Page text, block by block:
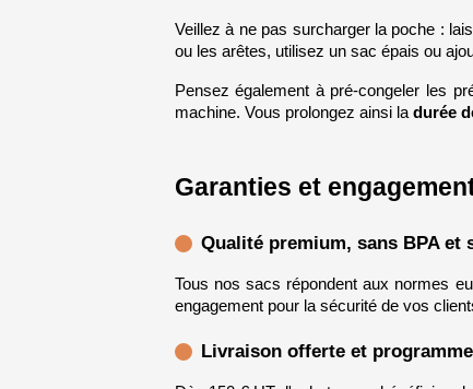
Veillez à ne pas surcharger la poche :
ou les arêtes, utilisez un sac épais ou
Pensez également à pré-congeler les
machine. Vous prolongez ainsi la durée
Garanties et
Qualité premium, sans BPA et
Tous nos sacs répondent aux normes
engagement pour la sécurité de vos
Livraison offerte et